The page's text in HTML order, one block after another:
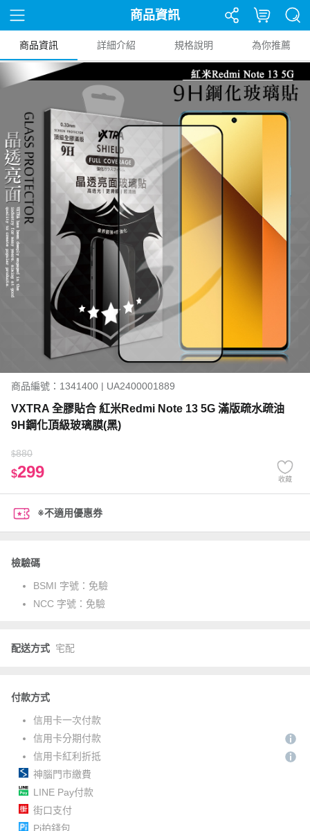
商品資訊
商品資訊 詳細介紹 規格說明 為你推薦
商品編號：1341400 | UA2400001889
VXTRA 全膠貼合 紅米Redmi Note 13 5G 滿版疏水疏油
9H鋼化頂級玻璃膜(黑)
$880
$299 收藏
※不適用優惠券
檢驗碼
BSMI 字號： 免驗
NCC 字號： 免驗
配送方式 宅配
付款方式
信用卡一次付款
信用卡分期付款
信用卡紅利折抵
神腦門市繳費
LINE Pay付款
街口支付
Pi拍錢包